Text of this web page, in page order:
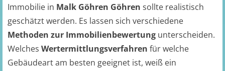
Immobilie in Malk Göhren Göhren sollte realistisch
geschätzt werden. Es lassen sich verschiedene
Methoden zur Immobilienbewertung unterscheiden.
Welches Wertermittlungsverfahren für welche
Gebäudeart am besten geeignet ist, weiß ein